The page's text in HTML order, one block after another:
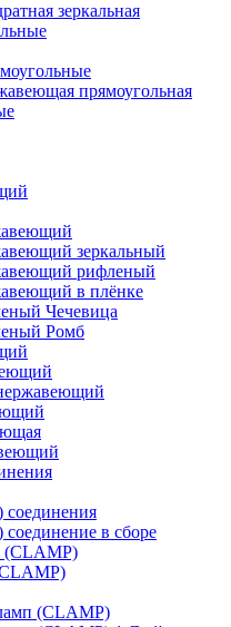
зеркальная
прямоугольная
зеркальный
рифленый
в плёнке
Чечевица
Ромб
в сборе
(CLAMP)
(CLAMP)